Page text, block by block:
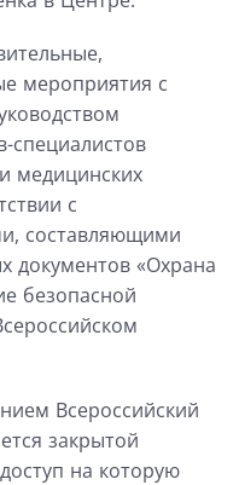
мероприятия с
специалистов
медицинских
с
составляющими
документов «Охрана
безопасной
Всероссийский
закрытой
на которую